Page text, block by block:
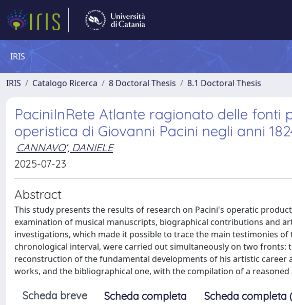
IRIS
IRIS Catalogo Ricerca 8 Doctoral Thesis 8.1 Doctoral Thesis
PaciniInRete Atlante ragionato delle fonti
operistica di Giovanni Pacini negli anni
CANNAVO', DANIELE
2025-07-23
Abstract
This study presents the results of research on Pacini's operatic
examination of musical manuscripts, biographical contributions and
investigations, which made it possible to trace the main testimonies
chronological interval, were carried out simultaneously on two fronts:
reconstruction of the fundamental developments of his artistic
works, and the bibliographical one, with the compilation of a
Scheda breve Scheda completa Scheda completa